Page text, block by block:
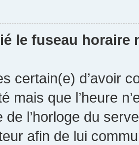
le fuseau horaire
certain(e) d’avoir
mais que l’heure
de l’horloge du
afin de lui